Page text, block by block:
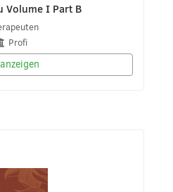
Volume I Part B
Profi